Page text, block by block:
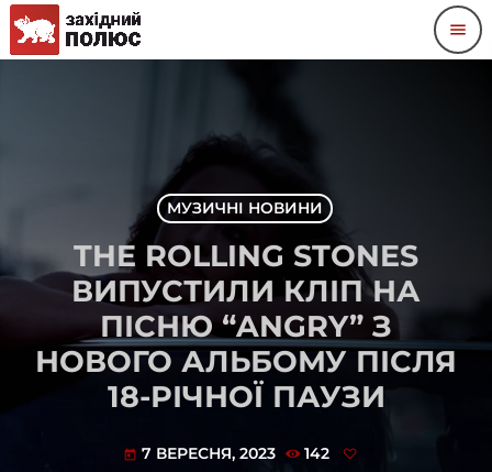
menu
МУЗИЧНІ НОВИНИ
THE ROLLING STONES
ВИПУСТИЛИ КЛІП НА
ПІСНЮ “ANGRY” З
НОВОГО АЛЬБОМУ ПІСЛЯ
18-РІЧНОЇ ПАУЗИ
today 7 ВЕРЕСНЯ, 2023 142